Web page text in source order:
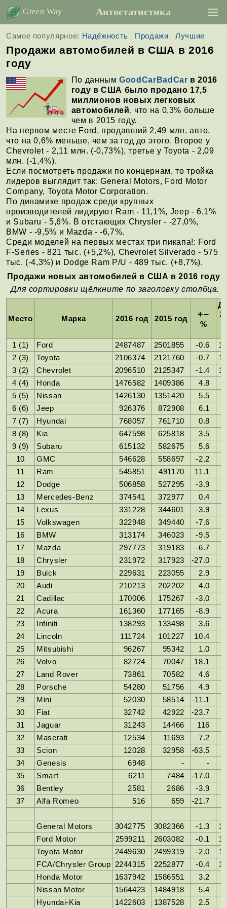
Green Way Автостатистика
Самое популярное: Надёжность Продажи Лучшие
Продажи автомобилей в США в 2016
году
По даннымGoodCarBadCar в 2016
году в США было продано 17,5
миллионов новых легковых
автомобилей, что на 0,3% больше
чем в 2015 году.
На первом месте Ford, продавший 2,49 млн. авто,
что на 0,6% меньше, чем за год до этого. Второе у
Chevrolet - 2,11 млн. (-0,73%), третье у Toyota - 2,09
млн. (-1,4%).
Если посмотреть продажи по концернам, то тройка
лидеров выглядит так: General Motors, Ford Motor
Company, Toyota Motor Corporation.
По динамике продаж среди крупных
производителей лидируют Ram - 11,1%, Jeep - 6,1%
и Subaru - 5,6%. В отстающих Chrysler - -27,0%,
BMW - -9,5% и Mazda - -6,7%.
Среди моделей на первых местах три пикапа!: Ford
F-Series - 821 тыс. (+5,2%), Chevrolet Silverado - 575
тыс. (-4,3%) и Dodge Ram P/U - 489 тыс. (+8,7%).
Продажи новых автомобилей в США в 2016 году
Для сортировки щёлкните по заголовку столбца.
Место Марка 2016 год 2015 год +–
%
1 (1)
Ford 2487487 2501855 -0.6
2 (3)
Toyota 2106374 2121760 -0.7
3 (2)
Chevrolet 2096510 2125347 -1.4
4 (4)
Honda 1476582 1409386 4.8
5 (5)
Nissan 1426130 1351420 5.5
6 (6)
Jeep 926376 872908 6.1
7 (7)
Hyundai 768057 761710 0.8
8 (8)
Kia 647598 625818 3.5
9 (9)
Subaru 615132 582675 5.6
10
GMC 546628 558697 -2.2
11
Ram 545851 491170 11.1
12
Dodge 506858 527295 -3.9
13
Mercedes-Benz 374541 372977 0.4
14
Lexus 331228 344601 -3.9
15
Volkswagen 322948 349440 -7.6
16
BMW 313174 346023 -9.5
17
Mazda 297773 319183 -6.7
18
Chrysler 231972 317923 -27.0
19
Buick 229631 223055 2.9
20
Audi 210213 202202 4.0
21
Cadillac 170006 175267 -3.0
22
Acura 161360 177165 -8.9
23
Infiniti 138293 133498 3.6
24
Lincoln 111724 101227 10.4
25
Mitsubishi 96267 95342 1.0
26
Volvo 82724 70047 18.1
27
Land Rover 73861 70582 4.6
28
Porsche 54280 51756 4.9
29
Mini 52030 58514 -11.1
30
Fiat 32742 42922 -23.7
31
Jaguar 31243 14466 116
32
Maserati 12534 11693 7.2
33
Scion 12028 32958 -63.5
34
Genesis 6948 - -
35
Smart 6211 7484 -17.0
36
Bentley 2581 2686 -3.9
37
Alfa Romeo 516 659 -21.7
General Motors 3042775 3082366 -1.3
Ford Motor
2599211 2603082 -0.1
Toyota Motor
2449630 2499319 -2.0
FCA/Chrysler Group 2244315 2252877 -0.4
Honda Motor
1637942 1586551 3.2
Nissan Motor
1564423 1484918 5.4
Hyundai-Kia
1422603 1387528 2.5